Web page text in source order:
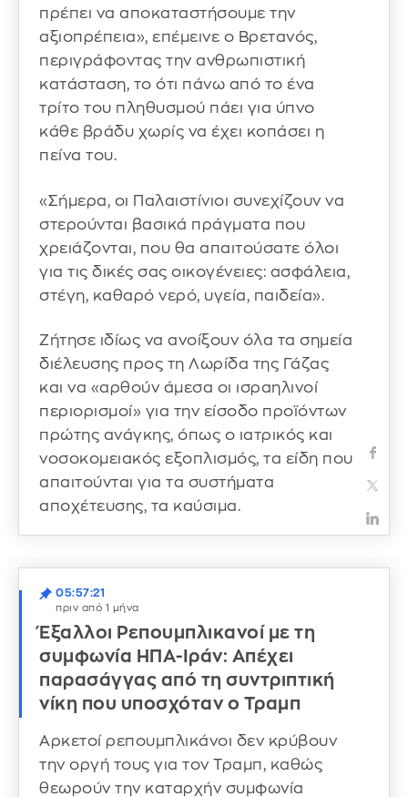
πρέπει να αποκαταστήσουμε την
αξιοπρέπεια», επέμεινε ο Βρετανός,
περιγράφοντας την ανθρωπιστική
κατάσταση, το ότι πάνω από το ένα
τρίτο του πληθυσμού πάει για ύπνο
κάθε βράδυ χωρίς να έχει κοπάσει η
πείνα του.
«Σήμερα, οι Παλαιστίνιοι συνεχίζουν να
στερούνται βασικά πράγματα που
χρειάζονται, που θα απαιτούσατε όλοι
για τις δικές σας οικογένειες: ασφάλεια,
στέγη, καθαρό νερό, υγεία, παιδεία».
Ζήτησε ιδίως να ανοίξουν όλα τα σημεία
διέλευσης προς τη Λωρίδα της Γάζας
και να «αρθούν άμεσα οι ισραηλινοί
περιορισμοί» για την είσοδο προϊόντων
πρώτης ανάγκης, όπως ο ιατρικός και
νοσοκομειακός εξοπλισμός, τα είδη που
απαιτούνται για τα συστήματα
αποχέτευσης, τα καύσιμα.
05:57:21
πριν από 1 μήνα
Έξαλλοι Ρεπουμπλικανοί με τη
συμφωνία ΗΠΑ-Ιράν: Απέχει
παρασάγγας από τη συντριπτική
νίκη που υποσχόταν ο Τραμπ
Αρκετοί ρεπουμπλικάνοι δεν κρύβουν
την οργή τους για τον Τραμπ, καθώς
θεωρούν την καταρχήν συμφωνία